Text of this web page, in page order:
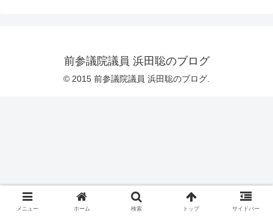
前参議院議員 浜田聡のブログ
© 2015 前参議院議員 浜田聡のブログ.
メニュー ホーム 検索 トップ サイドバー